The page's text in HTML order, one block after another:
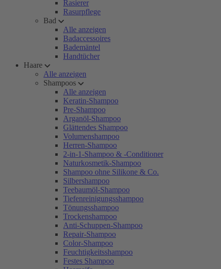
Rasierer
Rasurpflege
Bad
Alle anzeigen
Badaccessoires
Bademäntel
Handtücher
Haare
Alle anzeigen
Shampoos
Alle anzeigen
Keratin-Shampoo
Pre-Shampoo
Arganöl-Shampoo
Glättendes Shampoo
Volumenshampoo
Herren-Shampoo
2-in-1-Shampoo & -Conditioner
Naturkosmetik-Shampoo
Shampoo ohne Silikone & Co.
Silbershampoo
Teebaumöl-Shampoo
Tiefenreinigungsshampoo
Tönungsshampoo
Trockenshampoo
Anti-Schuppen-Shampoo
Repair-Shampoo
Color-Shampoo
Feuchtigkeitsshampoo
Festes Shampoo